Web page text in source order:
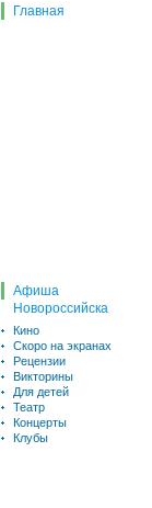
Главная
Афиша
Новороссийска
Кино
Скоро на экранах
Рецензии
Викторины
Для детей
Театр
Концерты
Клубы